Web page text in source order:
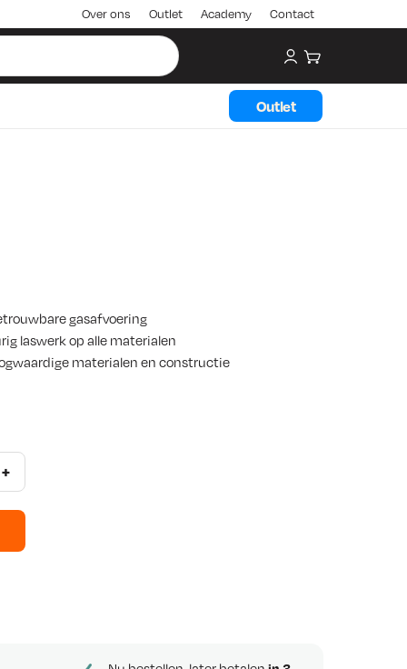
Over ons Outlet Academy Contact
My account
Winkelwagen
Outlet
gasafvoering
laswerk op alle materialen
materialen en constructie
+